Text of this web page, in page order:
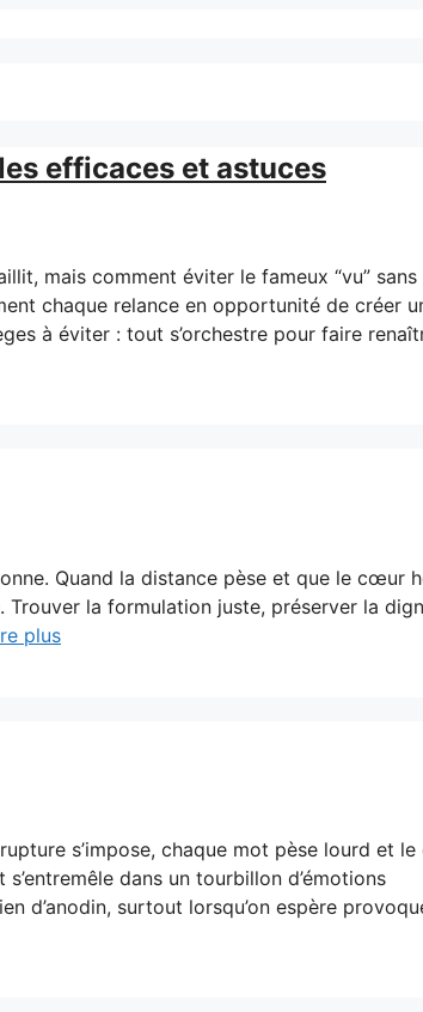
efficaces et astuces
mais comment éviter le fameux “vu” sans
chaque relance en opportunité de créer
à éviter : tout s’orchestre pour faire
Quand la distance pèse et que le cœur
la formulation juste, préserver la
plus
s’impose, chaque mot pèse lourd et
dans un tourbillon d’émotions
d’anodin, surtout lorsqu’on espère